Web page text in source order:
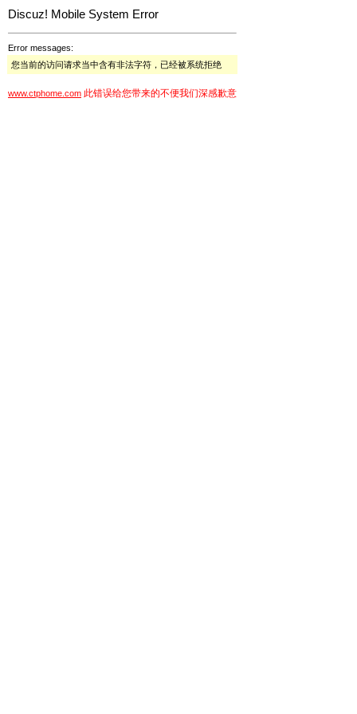
Discuz! Mobile System Error
Error messages:
您当前的访问请求当中含有非法字符，已经被系统拒绝
www.ctphome.com 此错误给您带来的不便我们深感歉意